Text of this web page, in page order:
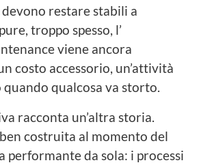
restare stabili a
troppo spesso, l’
viene ancora
costo accessorio, un’attività
quando qualcosa va storto.
racconta un’altra storia.
costruita al momento del
performante da sola: i processi